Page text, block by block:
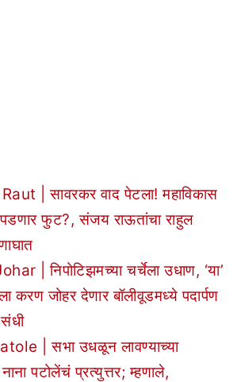
| सावरकर वाद पेटला! महाविकास
फुट?, संजय राऊतांचा राहुल
| निपोटिझमच्या चर्चेला उधाण, ‘या’
करण जोहर देणार बॉलीवूडमध्ये पदार्पण
| सभा उधळून लावण्याच्या
नाना पटोलेंचं प्रत्युत्तर; म्हणाले,